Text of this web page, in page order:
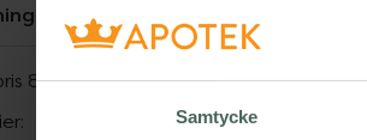
Samtycke
821,88 kr/st